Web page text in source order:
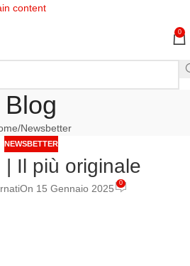
content
0
Blog
Newsbetter
NEWSBETTER
| Il più originale
On 15 Gennaio 2025 0